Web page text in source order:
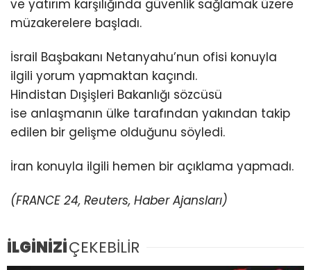
ve yatırım karşılığında güvenlik sağlamak üzere
müzakerelere başladı.
İsrail Başbakanı Netanyahu’nun ofisi konuyla
ilgili yorum yapmaktan kaçındı.
Hindistan Dışişleri Bakanlığı sözcüsü
ise anlaşmanın ülke tarafından yakından takip
edilen bir gelişme olduğunu söyledi.
İran konuyla ilgili hemen bir açıklama yapmadı.
(FRANCE 24, Reuters, Haber Ajansları)
İLGİNİZİÇEKEBİLİR